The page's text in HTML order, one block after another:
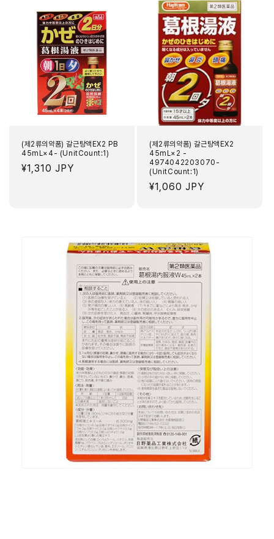
(제2류의약품) 갈근탕액EX2 PB
45mL×4- (UnitCount:1)
정
¥1,310 JPY
(제2류의약품) 갈근탕액EX2
45mL×2 -
4974042203070-
(UnitCount:1)
정
¥1,060 JPY